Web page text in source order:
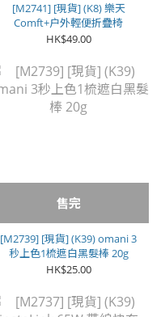
[M2741] [現貨] (K8) 樂天
Comft+户外輕便折疊椅
HK$49.00
售完
[M2739] [現貨] (K39) omani 3
秒上色1梳遮白黑髮棒 20g
HK$25.00